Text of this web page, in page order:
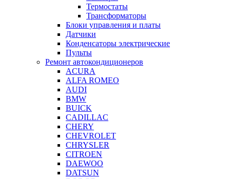
Термостаты
Трансформаторы
Блоки управления и платы
Датчики
Конденсаторы электрические
Пульты
Ремонт автокондиционеров
ACURA
ALFA ROMEO
AUDI
BMW
BUICK
CADILLAC
CHERY
CHEVROLET
CHRYSLER
CITROEN
DAEWOO
DATSUN